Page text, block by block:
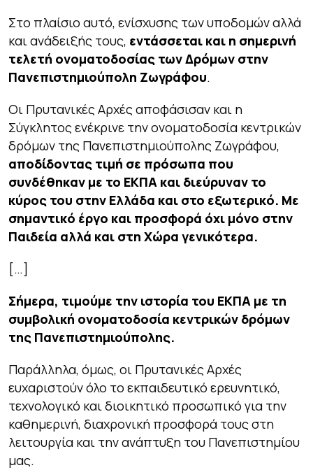
Στο πλαίσιο αυτό, ενίσχυσης των υποδομών αλλά
και ανάδειξής τους, εντάσσεται και η σημερινή
τελετή ονοματοδοσίας των Δρόμων στην
Πανεπιστημιούπολη Ζωγράφου.
Οι Πρυτανικές Αρχές αποφάσισαν και η
Σύγκλητος ενέκρινε την ονοματοδοσία κεντρικών
δρόμων της Πανεπιστημιούπολης Ζωγράφου,
αποδίδοντας τιμή σε πρόσωπα που
συνδέθηκαν με το ΕΚΠΑ και διεύρυναν το
κύρος του στην Ελλάδα και στο εξωτερικό. Με
σημαντικό έργο και προσφορά όχι μόνο στην
Παιδεία αλλά και στη Χώρα γενικότερα.
[…]
Σήμερα, τιμούμε την ιστορία του ΕΚΠΑ με τη
συμβολική ονοματοδοσία κεντρικών δρόμων
της Πανεπιστημιούπολης.
Παράλληλα, όμως, οι Πρυτανικές Αρχές
ευχαριστούν όλο το εκπαιδευτικό ερευνητικό,
τεχνολογικό και διοικητικό προσωπικό για την
καθημερινή, διαχρονική προσφορά τους στη
λειτουργία και την ανάπτυξη του Πανεπιστημίου
μας.